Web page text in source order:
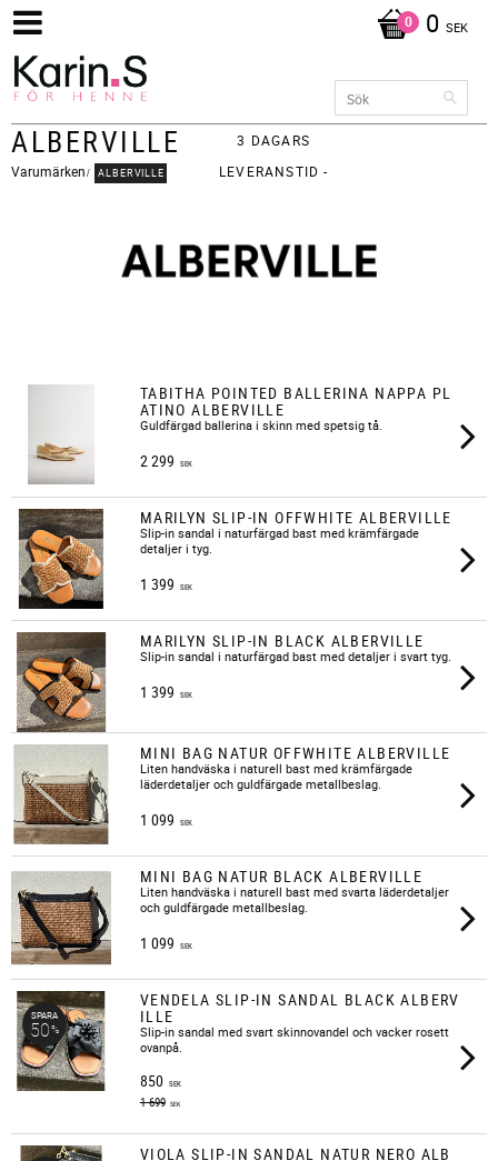
0 SEK
3 DAGARS
LEVERANSTID -
ALBERVILLE
Varumärken ALBERVILLE
TABITHA POINTED BALLERINA NAPPA PL
ATINO ALBERVILLE
​Guldfärgad ballerina i skinn med spetsig tå.
2 299 SEK
MARILYN SLIP-IN OFFWHITE ALBERVILLE
​Slip-in sandal i naturfärgad bast med krämfärgade
detaljer i tyg.
1 399 SEK
MARILYN SLIP-IN BLACK ALBERVILLE
​Slip-in sandal i naturfärgad bast med detaljer i svart tyg.
1 399 SEK
MINI BAG NATUR OFFWHITE ALBERVILLE
​Liten handväska i naturell bast med krämfärgade
läderdetaljer och guldfärgade metallbeslag.
1 099 SEK
MINI BAG NATUR BLACK ALBERVILLE
Liten handväska i naturell bast med svarta läderdetaljer
och guldfärgade metallbeslag.
1 099 SEK
VENDELA SLIP-IN SANDAL BLACK ALBERV
ILLE
Slip-in sandal med svart skinnovandel och vacker rosett
ovanpå.
850 SEK
1 699 SEK
SPARA
50%
VIOLA SLIP-IN SANDAL NATUR NERO ALB